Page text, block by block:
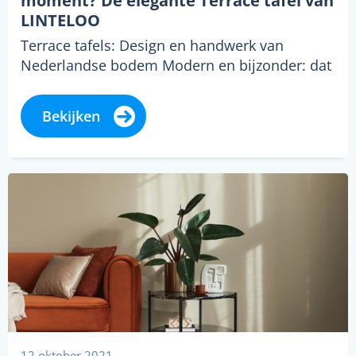
LINTELOO
Terrace tafels: Design en handwerk van
Nederlandse bodem Modern en bijzonder: dat
merk…
Bekijken